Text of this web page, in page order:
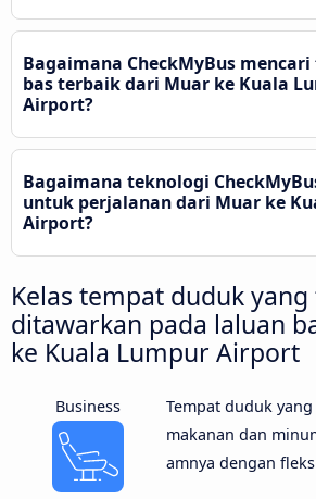
Bagaimana CheckMyBus
bas terbaik dari Muar ke Kuala
Airport?
Bagaimana teknologi
untuk perjalanan dari Muar ke
Airport?
Kelas tempat duduk
ditawarkan pada laluan
ke Kuala Lumpur Airport
Business
Tempat duduk
makanan dan
amnya dengan